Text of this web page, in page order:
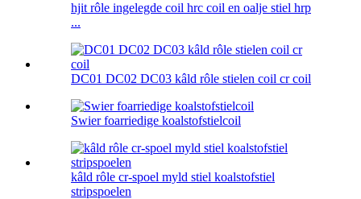
hjit rôle ingelegde coil hrc coil en oalje stiel hrp
...
DC01 DC02 DC03 kâld rôle stielen coil cr coil
Swier foarriedige koalstofstielcoil
kâld rôle cr-spoel myld stiel koalstofstiel
stripspoelen